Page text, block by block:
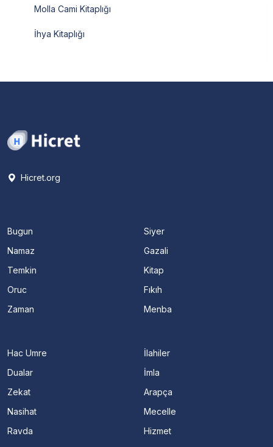
Molla Cami Kitaplığı
İhya Kitaplığı
Hicret.org
Bugun
Namaz
Temkin
Oruc
Zaman
Siyer
Gazali
Kitap
Fıkıh
Menba
Hac Umre
Dualar
Zekat
Nasihat
Ravda
İlahiler
İmla
Arapça
Mecelle
Hizmet